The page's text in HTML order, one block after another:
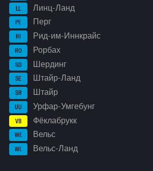
LL Линц-Ланд
PE Перг
RI Рид-им-Иннкрайс
RO Рорбах
SD Шердинг
SE Штайр-Ланд
SR Штайр
UU Урфар-Умгебунг
VB Фёклабрукк
WE Вельс
WL Вельс-Ланд